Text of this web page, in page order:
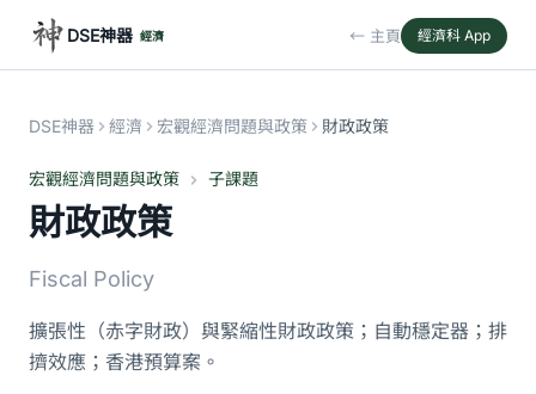
DSE神器 經濟 ← 主頁 經濟科 App
DSE神器 經濟 宏觀經濟問題與政策 財政政策
宏觀經濟問題與政策 子課題
財政政策
Fiscal Policy
擴張性（赤字財政）與緊縮性財政政策；自動穩定器；排
擠效應；香港預算案。